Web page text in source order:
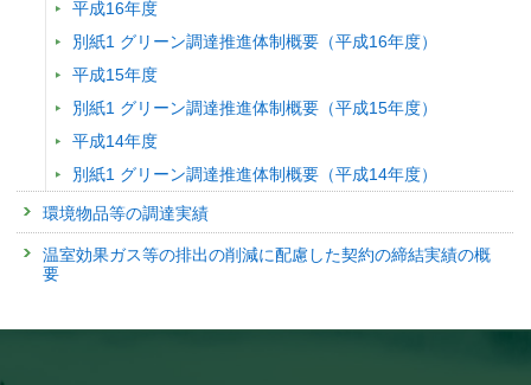
平成16年度
別紙1 グリーン調達推進体制概要（平成16年度）
平成15年度
別紙1 グリーン調達推進体制概要（平成15年度）
平成14年度
別紙1 グリーン調達推進体制概要（平成14年度）
環境物品等の調達実績
温室効果ガス等の排出の削減に配慮した契約の締結実績の概
要